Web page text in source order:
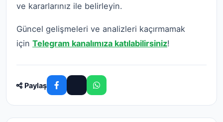
ve kararlarınız ile belirleyin.
Güncel gelişmeleri ve analizleri kaçırmamak
için Telegram kanalımıza katılabilirsiniz!
Paylaş